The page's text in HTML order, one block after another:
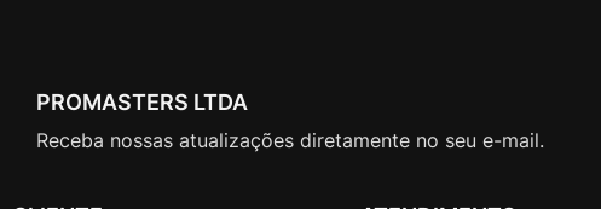
L
i
PROMASTERS LTDA
Receba nossas atualizações diretamente no seu e-mail.